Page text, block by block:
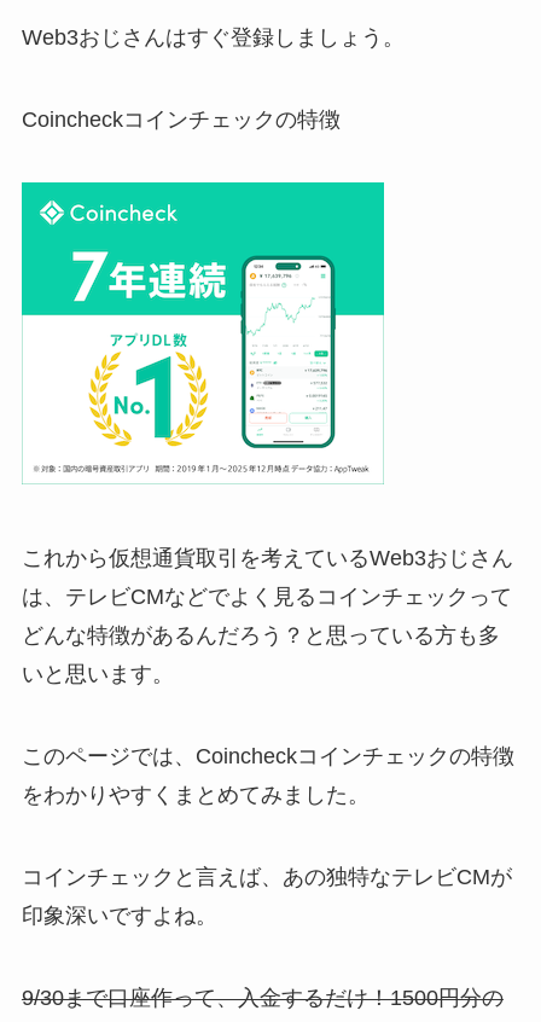
Web3おじさんはすぐ登録しましょう。
Coincheckコインチェックの特徴
これから仮想通貨取引を考えているWeb3おじさん
は、テレビCMなどでよく見るコインチェックって
どんな特徴があるんだろう？と思っている方も多
いと思います。
このページでは、 Coincheckコインチェックの特徴
をわかりやすくまとめてみました。
コインチェックと言えば、あの独特なテレビCMが
印象深いですよね。
9/30まで口座作って、入金するだけ！1500円分の